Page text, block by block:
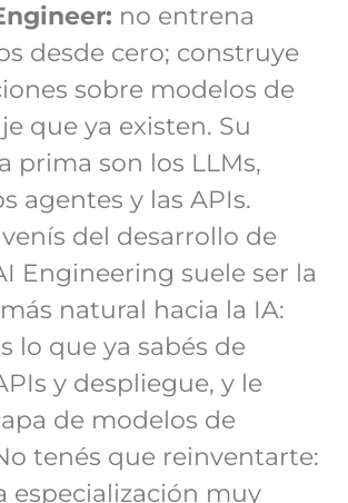
no entrena
desde cero; construye
sobre modelos de
que ya existen. Su
prima son los LLMs,
agentes y las APIs.
venís del desarrollo de
Engineering suele ser la
natural hacia la IA:
lo que ya sabés de
y despliegue, y le
de modelos de
tenés que reinventarte:
especialización muy